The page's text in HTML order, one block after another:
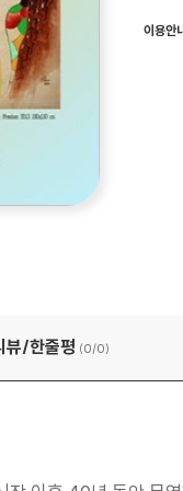
이용안
뷰/한줄평 (0/0)